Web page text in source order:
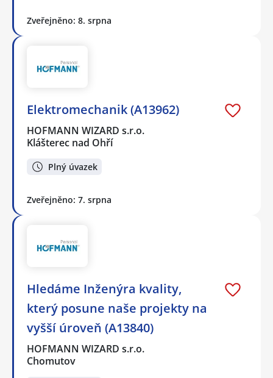
Zveřejněno: 8. srpna
Elektromechanik (A13962)
HOFMANN WIZARD s.r.o.
Klášterec nad Ohří
Plný úvazek
Zveřejněno: 7. srpna
Hledáme Inženýra kvality,
který posune naše projekty na
vyšší úroveň (A13840)
HOFMANN WIZARD s.r.o.
Chomutov